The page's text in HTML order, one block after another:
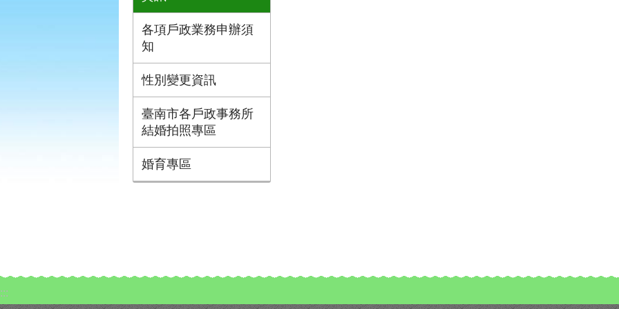
各項戶政業務申辦須
知
性別變更資訊
臺南市各戶政事務所
結婚拍照專區
婚育專區
:::